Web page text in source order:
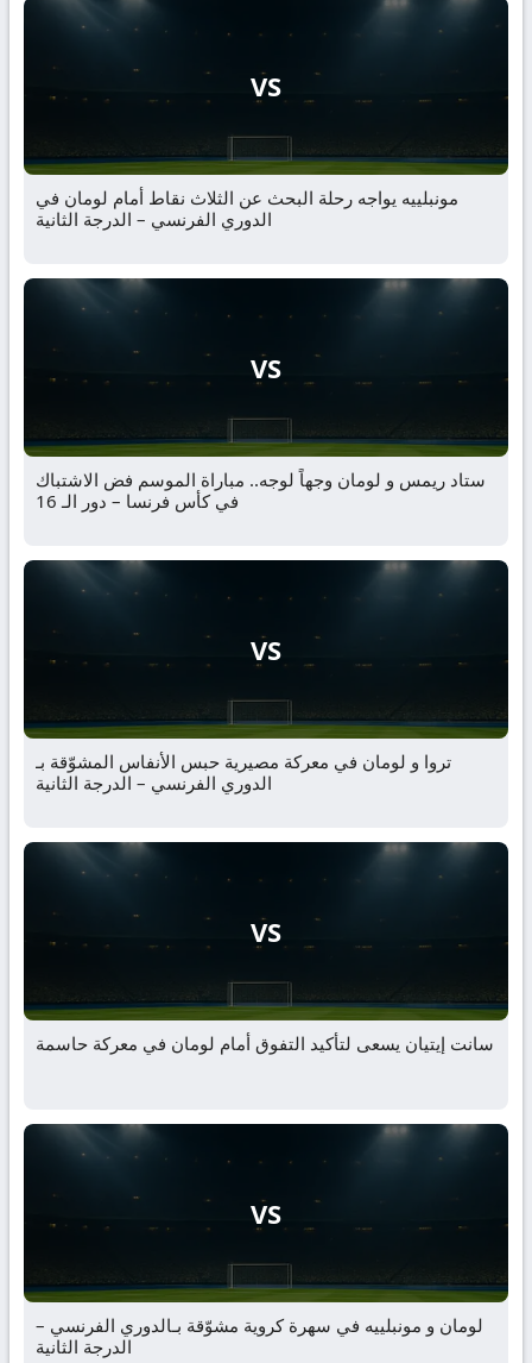
VS
مونبلييه يواجه رحلة البحث عن الثلاث نقاط أمام لومان في
الدوري الفرنسي – الدرجة الثانية
VS
ستاد ريمس و لومان وجهاً لوجه.. مباراة الموسم فض الاشتباك
في كأس فرنسا – دور الـ 16
VS
تروا و لومان في معركة مصيرية حبس الأنفاس المشوّقة بـ
الدوري الفرنسي – الدرجة الثانية
VS
سانت إيتيان يسعى لتأكيد التفوق أمام لومان في معركة حاسمة
VS
لومان و مونبلييه في سهرة كروية مشوّقة بـالدوري الفرنسي –
الدرجة الثانية